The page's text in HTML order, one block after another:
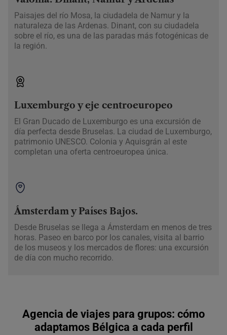
Paisajes del río Mosa, la ciudadela de Namur y la
naturaleza de las Ardenas. Dinant, con su ciudadela
sobre el río, es una de las paradas más fotogénicas de
la región.
Luxemburgo y eje centroeuropeo
El Gran Ducado de Luxemburgo es una excursión de
día perfecta desde Bruselas. La ciudad de Luxemburgo,
patrimonio UNESCO. Colonia y Aquisgrán al este
completan una oferta centroeuropea única.
Ámsterdam y Países Bajos.
Desde Bruselas se llega a Ámsterdam en menos de tres
horas. Paseo en barco por los canales, visita al barrio
de los museos y los mercados de flores: una excursión
de día con mucho recorrido.
Agencia de viajes para grupos: cómo
adaptamos Bélgica a cada perfil